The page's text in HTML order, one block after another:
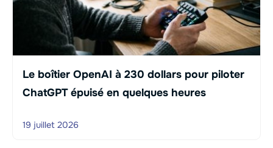
Le boîtier OpenAI à 230 dollars pour piloter
ChatGPT épuisé en quelques heures
19 juillet 2026